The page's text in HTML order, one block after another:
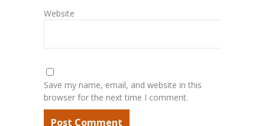
Website
Save my name, email, and website in this
browser for the next time I comment.